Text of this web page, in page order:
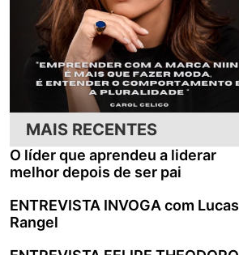
MAIS RECENTES
O líder que aprendeu a liderar
melhor depois de ser pai
ENTREVISTA INVOGA com Lucas
Rangel